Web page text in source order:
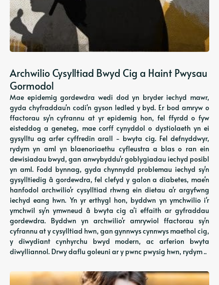
Archwilio Cysylltiad Bwyd Cig a Haint Pwysau
Gormodol
Mae epidemig gordewdra wedi dod yn bryder iechyd mawr,
gyda chyfraddau'n codi'n gyson ledled y byd. Er bod amryw o
ffactorau sy'n cyfrannu at yr epidemig hon, fel ffyrdd o fyw
eisteddog a geneteg, mae corff cynyddol o dystiolaeth yn ei
gysylltu ag arfer cyffredin arall - bwyta cig. Fel defnyddwyr,
rydym yn aml yn blaenoriaethu cyfleustra a blas o ran ein
dewisiadau bwyd, gan anwybyddu'r goblygiadau iechyd posibl
yn aml. Fodd bynnag, gyda chynnydd problemau iechyd sy'n
gysylltiedig â gordewdra, fel clefyd y galon a diabetes, mae'n
hanfodol archwilio'r cysylltiad rhwng ein dietau a'r argyfwng
iechyd eang hwn. Yn yr erthygl hon, byddwn yn ymchwilio i'r
ymchwil sy'n ymwneud â bwyta cig a'i effaith ar gyfraddau
gordewdra. Byddwn yn archwilio'r amrywiol ffactorau sy'n
cyfrannu at y cysylltiad hwn, gan gynnwys cynnwys maethol cig,
y diwydiant cynhyrchu bwyd modern, ac arferion bwyta
diwylliannol. Drwy daflu goleuni ar y pwnc pwysig hwn, rydym ..